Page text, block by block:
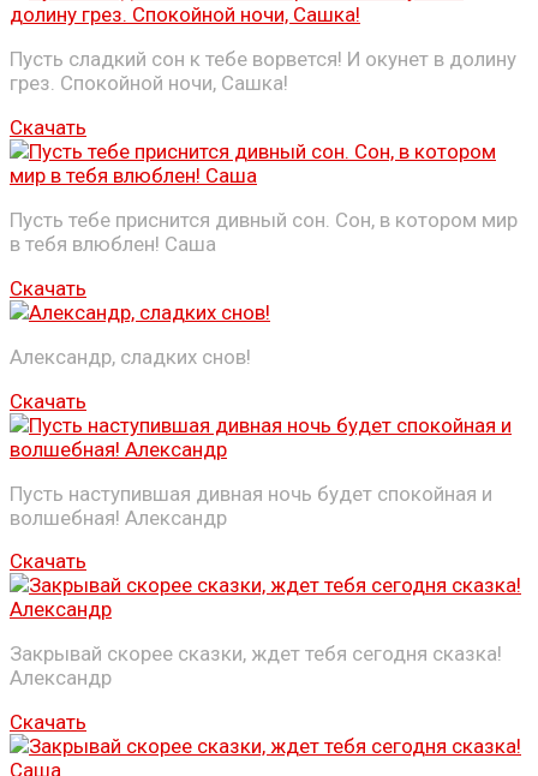
Пусть сладкий сон к тебе ворвется! И окунет в долину
грез. Спокойной ночи, Сашка!
Скачать
Пусть тебе приснится дивный сон. Сон, в котором мир
в тебя влюблен! Саша
Скачать
Александр, сладких снов!
Скачать
Пусть наступившая дивная ночь будет спокойная и
волшебная! Александр
Скачать
Закрывай скорее сказки, ждет тебя сегодня сказка!
Александр
Скачать